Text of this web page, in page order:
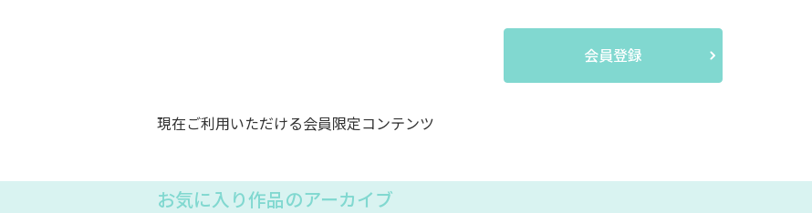
会員登録
現在ご利用いただける会員限定コンテンツ
お気に入り作品のアーカイブ